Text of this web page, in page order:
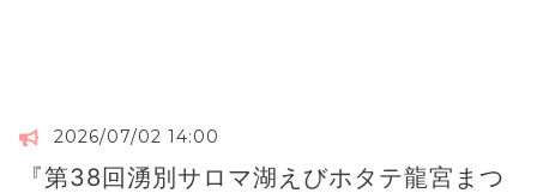
2026/07/02 14:00
『第38回湧別サロマ湖えびホタテ龍宮まつ